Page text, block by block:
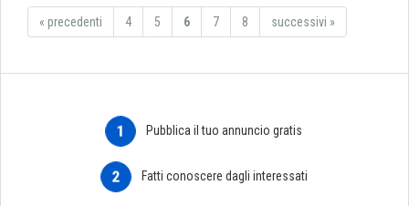
« precedenti 4 5 6 7 8 successivi »
1 Pubblica il tuo annuncio gratis
2 Fatti conoscere dagli interessati